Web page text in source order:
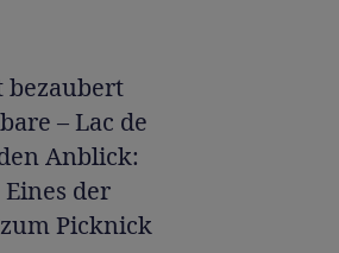
bezaubert
– Lac de
Anblick:
der
Picknick